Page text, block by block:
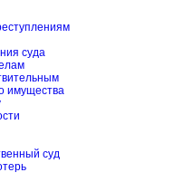
суда
имущества
суд